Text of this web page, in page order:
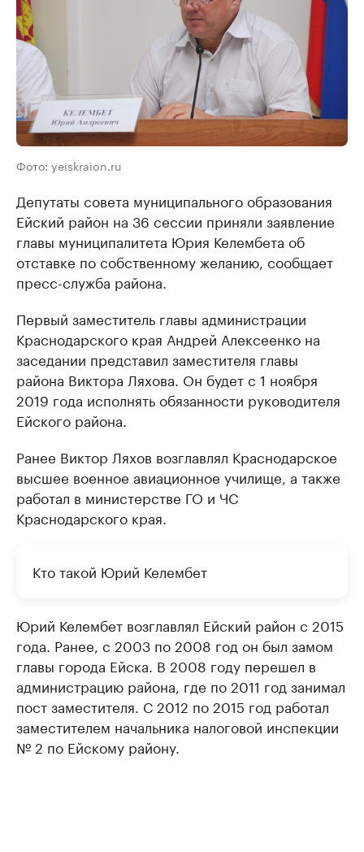
Фото: yeiskraion.ru
Депутаты совета муниципального образования
Ейский район на 36 сессии приняли заявление
главы муниципалитета Юрия Келембета об
отставке по собственному желанию, сообщает
пресс-служба района.
Первый заместитель главы администрации
Краснодарского края Андрей Алексеенко на
заседании представил заместителя главы
района Виктора Ляхова. Он будет с 1 ноября
2019 года исполнять обязанности руководителя
Ейского района.
Ранее Виктор Ляхов возглавлял Краснодарское
высшее военное авиационное училище, а также
работал в министерстве ГО и ЧС
Краснодарского края.
Кто такой Юрий Келембет
Юрий Келембет возглавлял Ейский район с 2015
года. Ранее, с 2003 по 2008 год он был замом
главы города Ейска. В 2008 году перешел в
администрацию района, где по 2011 год занимал
пост заместителя. С 2012 по 2015 год работал
заместителем начальника налоговой инспекции
№ 2 по Ейскому району.